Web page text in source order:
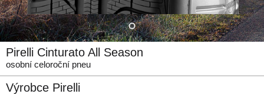
Pirelli Cinturato All Season
osobní celoroční pneu
Výrobce Pirelli